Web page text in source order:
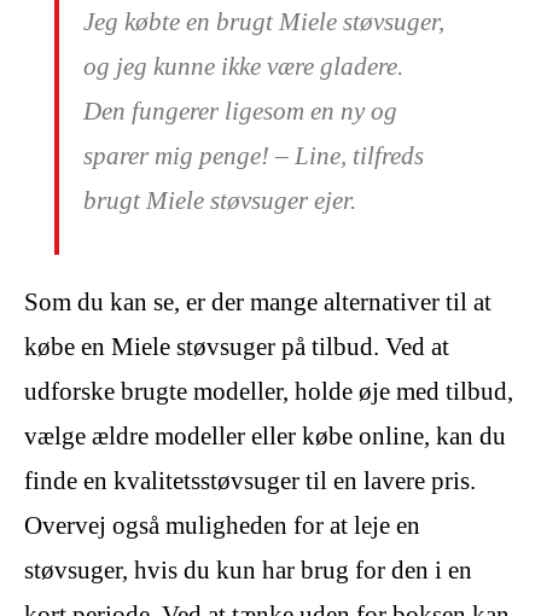
Jeg købte en brugt Miele støvsuger,
og jeg kunne ikke være gladere.
Den fungerer ligesom en ny og
sparer mig penge! – Line, tilfreds
brugt Miele støvsuger ejer.
Som du kan se, er der mange alternativer til at
købe en Miele støvsuger på tilbud. Ved at
udforske brugte modeller, holde øje med tilbud,
vælge ældre modeller eller købe online, kan du
finde en kvalitetsstøvsuger til en lavere pris.
Overvej også muligheden for at leje en
støvsuger, hvis du kun har brug for den i en